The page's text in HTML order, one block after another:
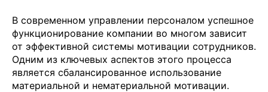
В современном управлении персоналом успешное
функционирование компании во многом зависит
от эффективной системы мотивации сотрудников.
Одним из ключевых аспектов этого процесса
является сбалансированное использование
материальной и нематериальной мотивации.